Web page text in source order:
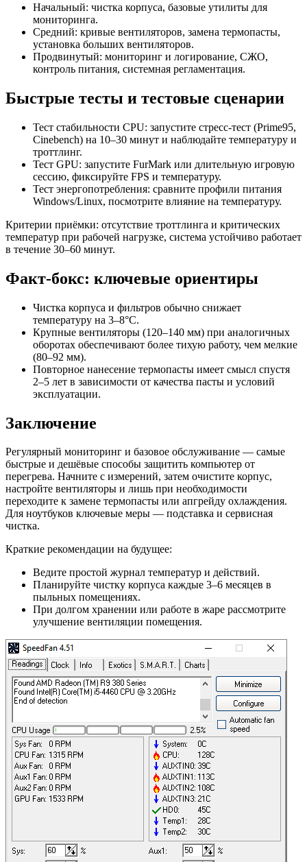
Начальный: чистка корпуса, базовые утилиты для
мониторинга.
Средний: кривые вентиляторов, замена термопасты,
установка больших вентиляторов.
Продвинутый: мониторинг и логирование, СЖО,
контроль питания, системная регламентация.
Быстрые тесты и тестовые сценарии
Тест стабильности CPU: запустите стресс‑тест (Prime95,
Cinebench) на 10–30 минут и наблюдайте температуру и
троттлинг.
Тест GPU: запустите FurMark или длительную игровую
сессию, фиксируйте FPS и температуру.
Тест энергопотребления: сравните профили питания
Windows/Linux, посмотрите влияние на температуру.
Критерии приёмки: отсутствие троттлинга и критических
температур при рабочей нагрузке, система устойчиво работает
в течение 30–60 минут.
Факт‑бокс: ключевые ориентиры
Чистка корпуса и фильтров обычно снижает
температуру на 3–8°C.
Крупные вентиляторы (120–140 мм) при аналогичных
оборотах обеспечивают более тихую работу, чем мелкие
(80–92 мм).
Повторное нанесение термопасты имеет смысл спустя
2–5 лет в зависимости от качества пасты и условий
эксплуатации.
Заключение
Регулярный мониторинг и базовое обслуживание — самые
быстрые и дешёвые способы защитить компьютер от
перегрева. Начните с измерений, затем очистите корпус,
настройте вентиляторы и лишь при необходимости
переходите к замене термопасты или апгрейду охлаждения.
Для ноутбуков ключевые меры — подставка и сервисная
чистка.
Краткие рекомендации на будущее:
Ведите простой журнал температур и действий.
Планируйте чистку корпуса каждые 3–6 месяцев в
пыльных помещениях.
При долгом хранении или работе в жаре рассмотрите
улучшение вентиляции помещения.